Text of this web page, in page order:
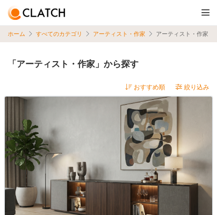
ホーム すべてのカテゴリ アーティスト・作家 アーティスト・作家
「アーティスト・作家」から探す
絞り込み